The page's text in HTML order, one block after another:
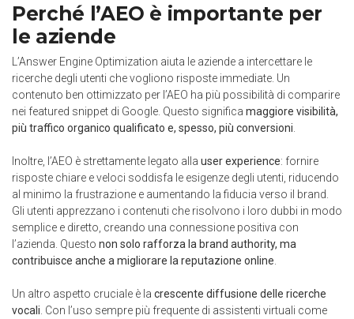
Perché l’AEO è importante per
le aziende
L’Answer Engine Optimization aiuta le aziende a intercettare le
ricerche degli utenti che vogliono risposte immediate. Un
contenuto ben ottimizzato per l’AEO ha più possibilità di comparire
nei featured snippet di Google. Questo significa maggiore visibilità,
più traffico organico qualificato e, spesso, più conversioni
Inoltre, l’AEO è strettamente legato alla user experience: fornire
risposte chiare e veloci soddisfa le esigenze degli utenti, riducendo
al minimo la frustrazione e aumentando la fiducia verso il brand.
Gli utenti apprezzano i contenuti che risolvono i loro dubbi in modo
semplice e diretto, creando una connessione positiva con
l’azienda. Questo non solo rafforza la brand authority, ma
contribuisce anche a migliorare la reputazione online
Un altro aspetto cruciale è la crescente diffusione delle ricerche
vocali . Con l’uso sempre più frequente di assistenti virtuali come